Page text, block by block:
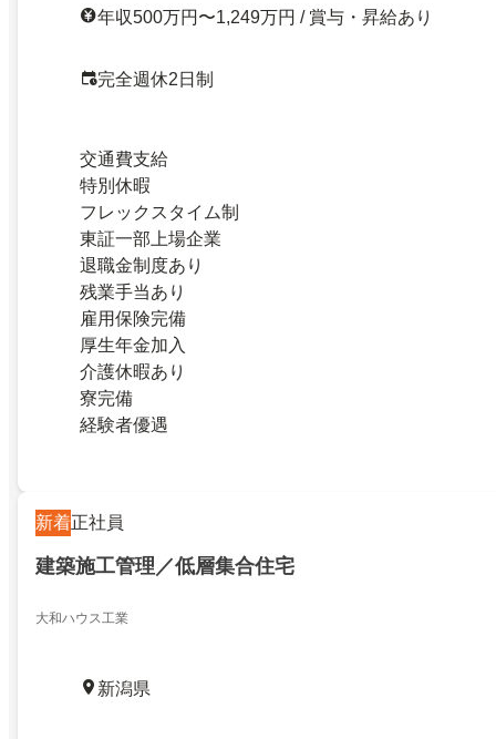
年収500万円〜1,249万円 / 賞与・昇給あり
完全週休2日制
交通費支給
特別休暇
フレックスタイム制
東証一部上場企業
退職金制度あり
残業手当あり
雇用保険完備
厚生年金加入
介護休暇あり
寮完備
経験者優遇
新着正社員
建築施工管理／低層集合住宅
大和ハウス工業
新潟県